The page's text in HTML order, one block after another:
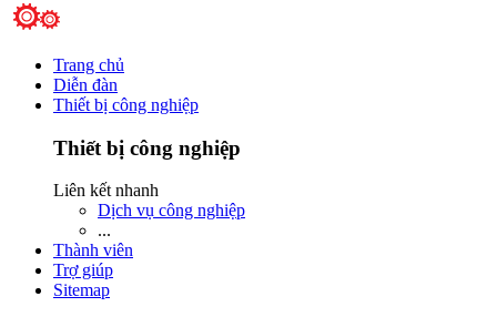
Trang chủ
Diễn đàn
Thiết bị công nghiệp
Thiết bị công nghiệp
Liên kết nhanh
Dịch vụ công nghiệp
...
Thành viên
Trợ giúp
Sitemap